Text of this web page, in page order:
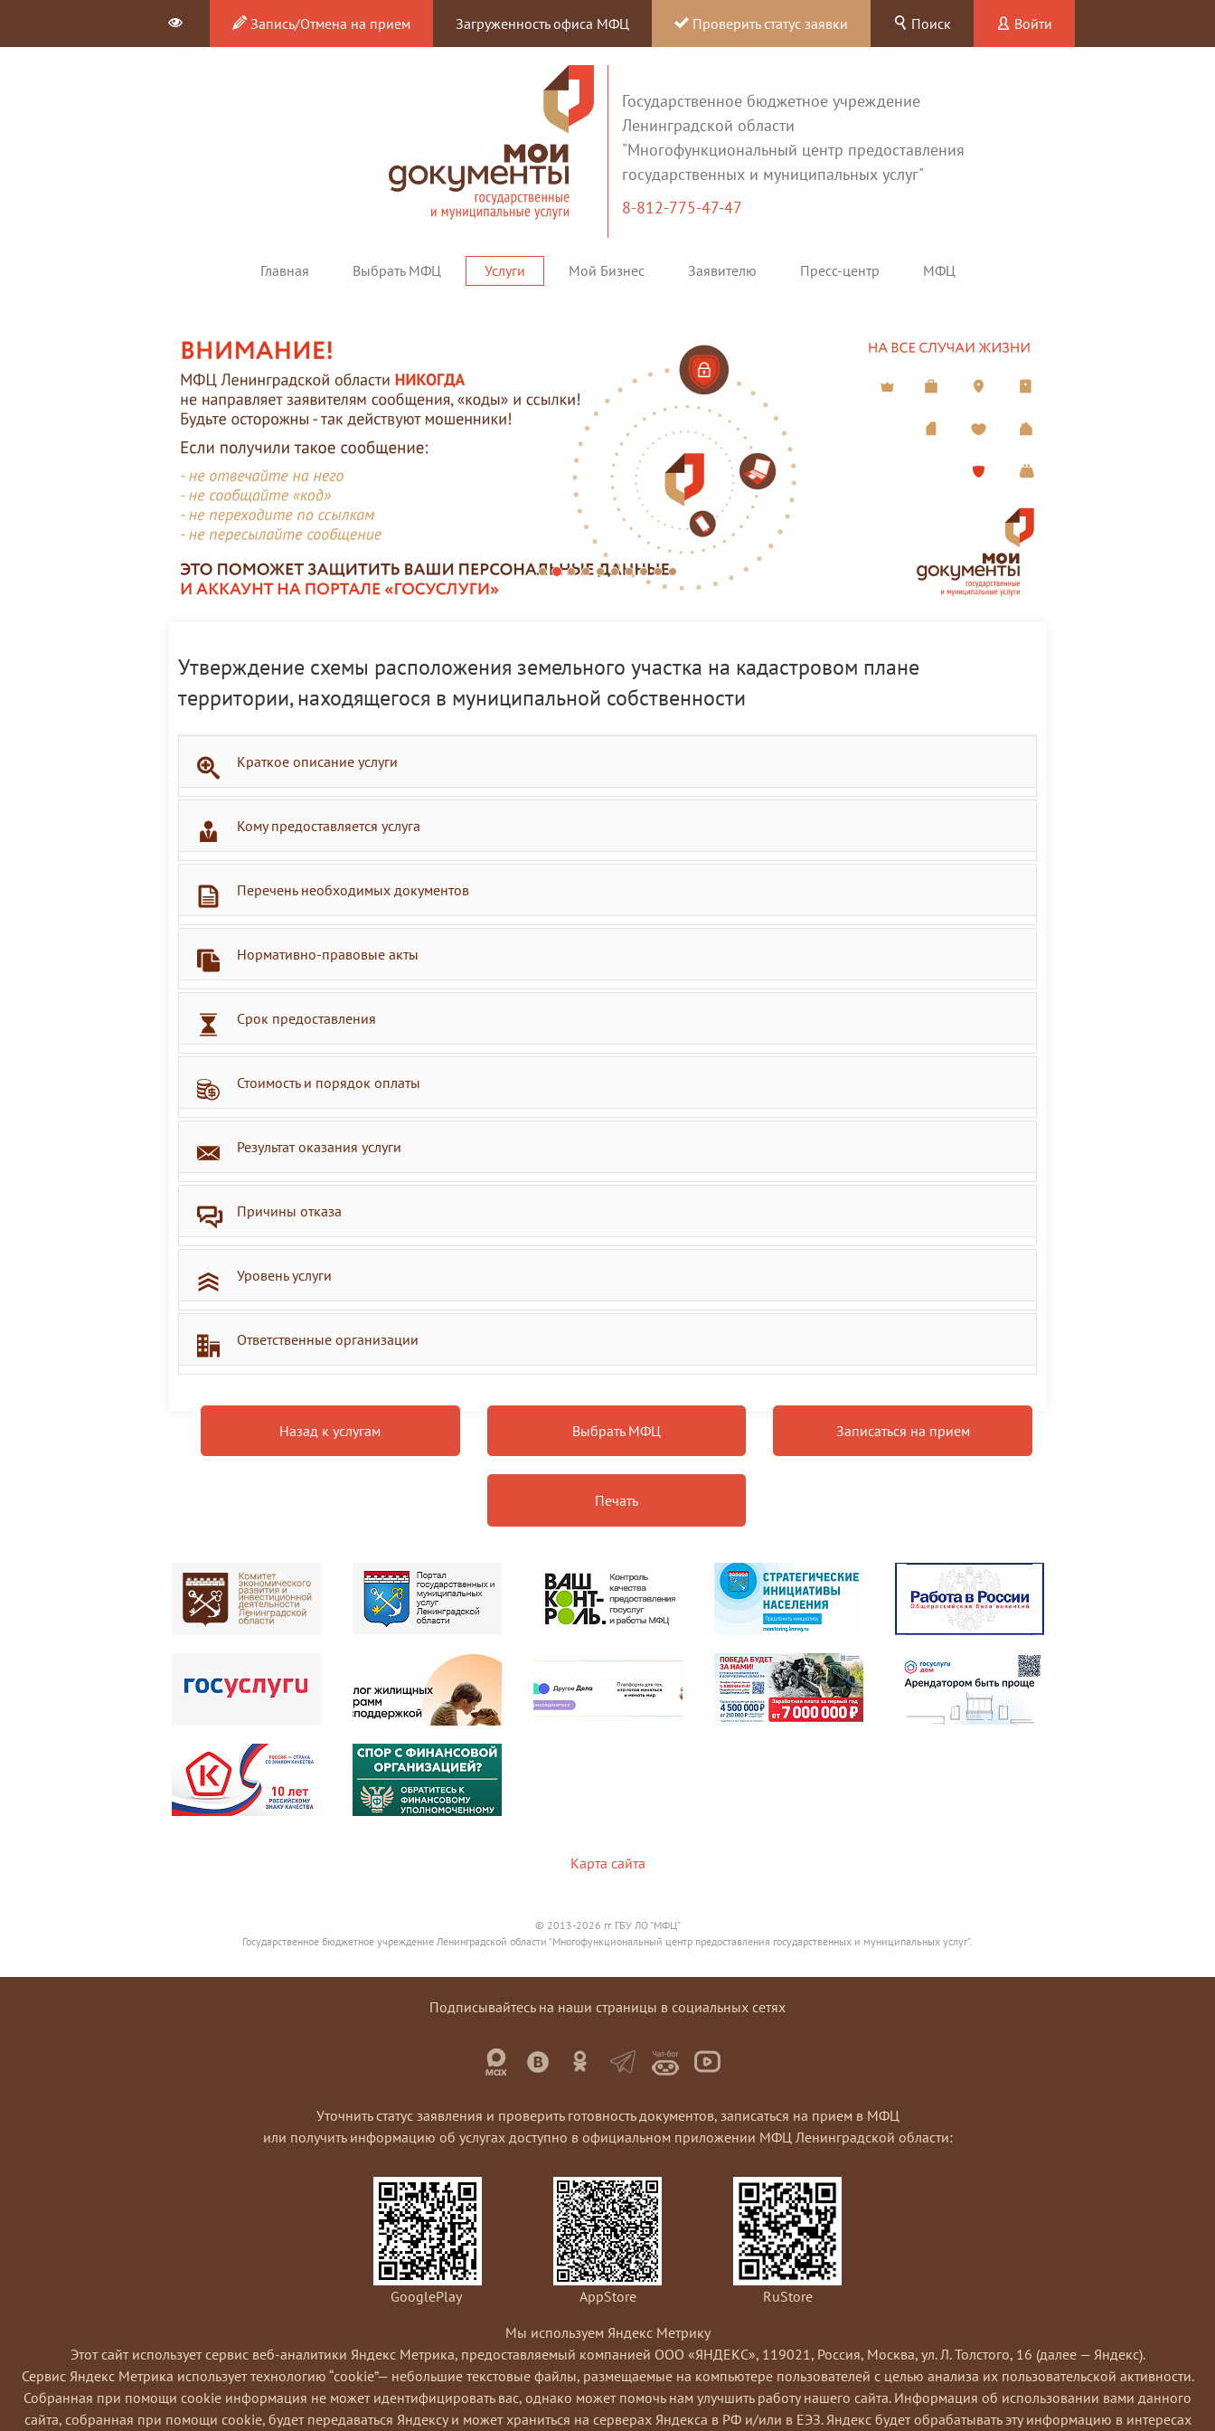
Запись/Отмена на прием Загруженность офиса МФЦ Проверить статус заявки Поиск Войти
Государственное бюджетное учреждение
Ленинградской области
"Многофункциональный центр предоставления
государственных и муниципальных услуг"
8-812-775-47-47
Главная Выбрать МФЦ Услуги Мой Бизнес Заявителю Пресс-центр МФЦ
Утверждение схемы расположения земельного участка на кадастровом плане
территории, находящегося в муниципальной собственности
Краткое описание услуги
Кому предоставляется услуга
Перечень необходимых документов
Нормативно-правовые акты
Срок предоставления
Стоимость и порядок оплаты
Результат оказания услуги
Причины отказа
Уровень услуги
Ответственные организации
Назад к услугам Выбрать МФЦ Записаться на прием
Печать
Карта сайта
© 2013-2026 гг. ГБУ ЛО "МФЦ"
Государственное бюджетное учреждение Ленинградской области "Многофункциональный центр предоставления государственных и муниципальных услуг".
Подписывайтесь на наши страницы в социальных сетях
Уточнить статус заявления и проверить готовность документов, записаться на прием в МФЦ
или получить информацию об услугах доступно в официальном приложении МФЦ Ленинградской области:
GooglePlay AppStore
RuStore
Мы используем Яндекс Метрику
Этот сайт использует сервис веб-аналитики Яндекс Метрика, предоставляемый компанией ООО «ЯНДЕКС», 119021, Россия, Москва, ул. Л. Толстого, 16 (далее — Яндекс).
Сервис Яндекс Метрика использует технологию “cookie”— небольшие текстовые файлы, размещаемые на компьютере пользователей с целью анализа их пользовательской активности.
Coбранная при помощи cookie информация не может идентифицировать вас, однако может помочь нам улучшить работу нашего сайта. Информация об использовании вами данного
сайта, собранная при помощи cookie, будет передаваться Яндексу и может храниться на серверах Яндекса в РФ и/или в ЕЭЗ. Яндекс будет обрабатывать эту информацию в интересах